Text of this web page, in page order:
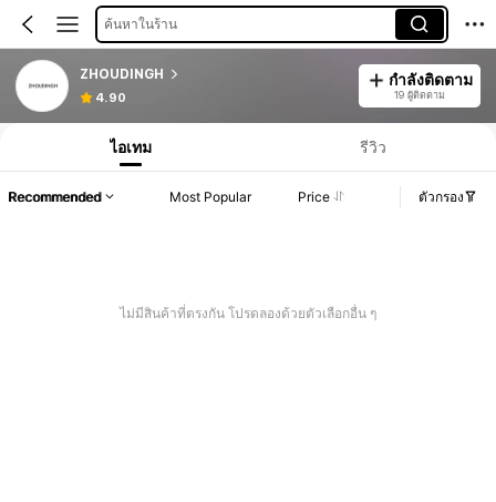
ค้นหาในร้าน
ZHOUDINGH
4.90
กำลังติดตาม
19 ผู้ติดตาม
ไอเทม รีวิว
Recommended Most Popular Price ตัวกรอง
ไม่มีสินค้าที่ตรงกัน โปรดลองด้วยตัวเลือกอื่น ๆ